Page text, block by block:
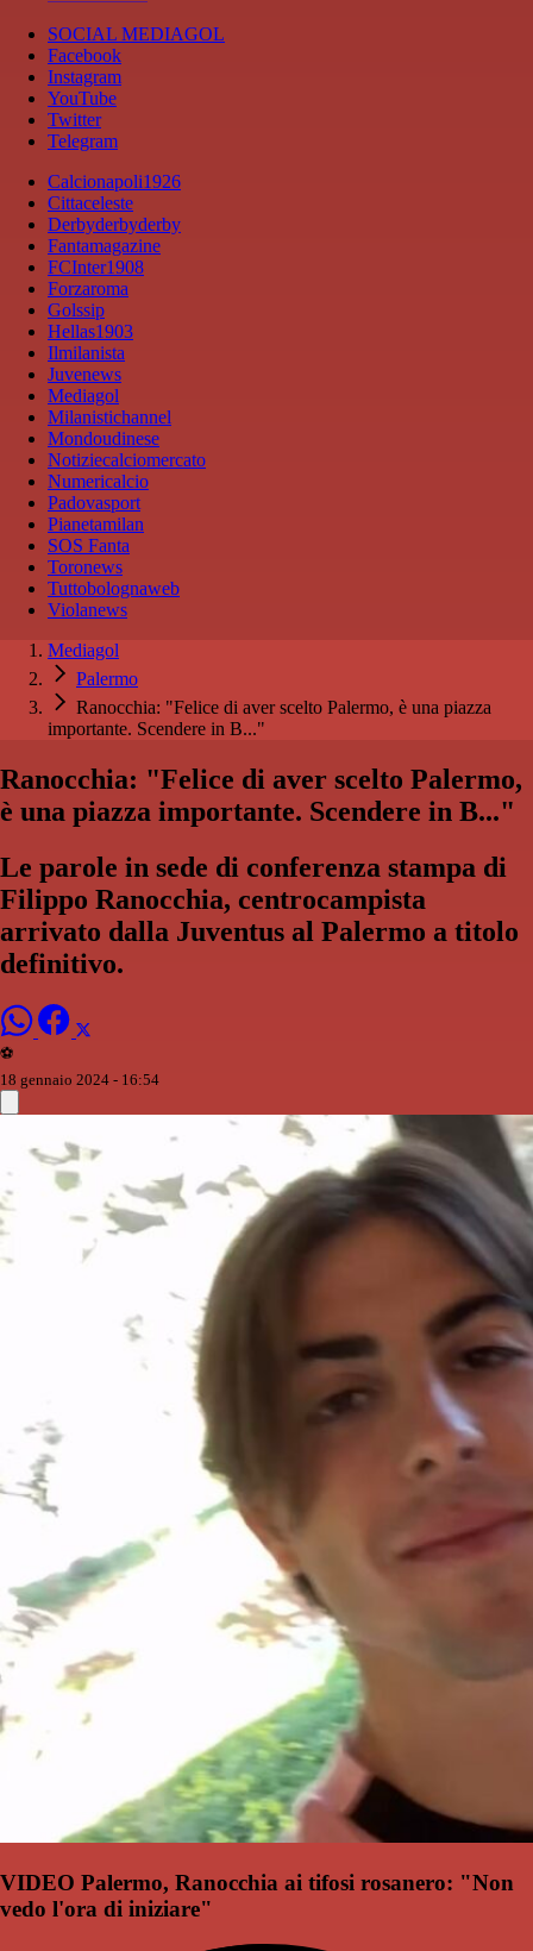
SOCIAL MEDIAGOL
Facebook
Instagram
YouTube
Twitter
Telegram
Calcionapoli1926
Cittaceleste
Derbyderbyderby
Fantamagazine
FCInter1908
Forzaroma
Golssip
Hellas1903
Ilmilanista
Juvenews
Mediagol
Milanistichannel
Mondoudinese
Notiziecalciomercato
Numericalcio
Padovasport
Pianetamilan
SOS Fanta
Toronews
Tuttobolognaweb
Violanews
Mediagol
Palermo
Ranocchia: "Felice di aver scelto Palermo, è una piazza
importante. Scendere in B..."
Ranocchia: "Felice di aver scelto Palermo,
è una piazza importante. Scendere in B..."
Le parole in sede di conferenza stampa di
Filippo Ranocchia, centrocampista
arrivato dalla Juventus al Palermo a titolo
definitivo.
⚽️
18 gennaio 2024 - 16:54
VIDEO Palermo, Ranocchia ai tifosi rosanero: "Non
vedo l'ora di iniziare"